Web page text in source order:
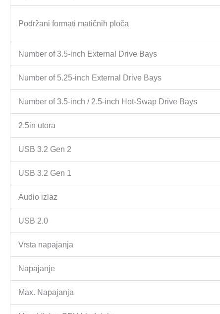
Podržani formati matičnih ploča
Number of 3.5-inch External Drive Bays
Number of 5.25-inch External Drive Bays
Number of 3.5-inch / 2.5-inch Hot-Swap Drive Bays
2.5in utora
USB 3.2 Gen 2
USB 3.2 Gen 1
Audio izlaz
USB 2.0
Vrsta napajanja
Napajanje
Max. Napajanja